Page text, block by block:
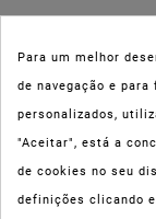
Para um melhor
de navegação e
personalizados,
"Aceitar", está a
de cookies no seu
definições clicando